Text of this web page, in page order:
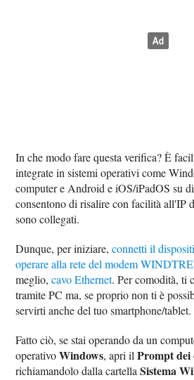
In che modo fare questa verifica? È
integrate in sistemi operativi come
computer e Android e iOS/iPadOS su
consentono di risalire con facilità all'IP
sono collegati.
Dunque, per iniziare,connetti il
operare alla rete del modem
meglio,cavo Ethernet. Per comodità, ti
tramite PC ma, se proprio non ti è
servirti anche del tuo smartphone/tablet.
Fatto ciò, se stai operando da un
operativoWindows, apri ilPrompt dei
richiamandolo dalla cartellaSistema